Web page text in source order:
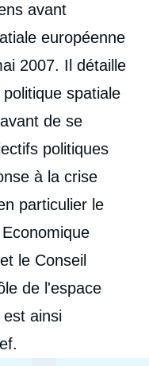
avant
européenne
2007. Il détaille
spatiale
de se
politiques
à la crise
particulier le
le Conseil
de l'espace
ainsi